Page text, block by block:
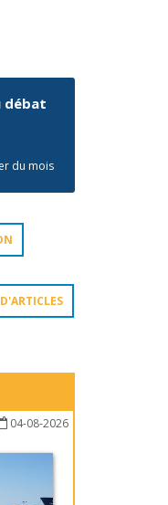
débat
du mois
04-08-2026